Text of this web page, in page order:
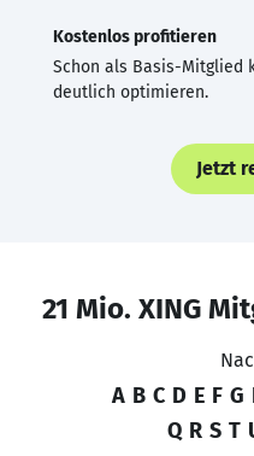
Kostenlos profitieren
Schon als Basis-Mitglied
deutlich optimieren.
Jetzt
21 Mio. XING
A B C D E F G
Q R S T